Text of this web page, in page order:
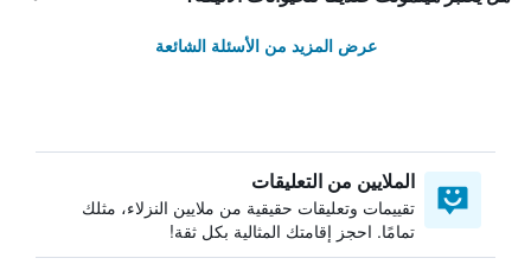
عرض المزيد من الأسئلة الشائعة
الملايين من التعليقات
تقييمات وتعليقات حقيقية من ملايين النزلاء، مثلك
تمامًا. احجز إقامتك المثالية بكل ثقة!